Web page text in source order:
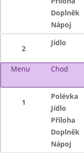
Doplněk
Nápoj
2
Jídlo
Menu Chod
1
Polévka
Jídlo
Příloha
Doplněk
Nápoj